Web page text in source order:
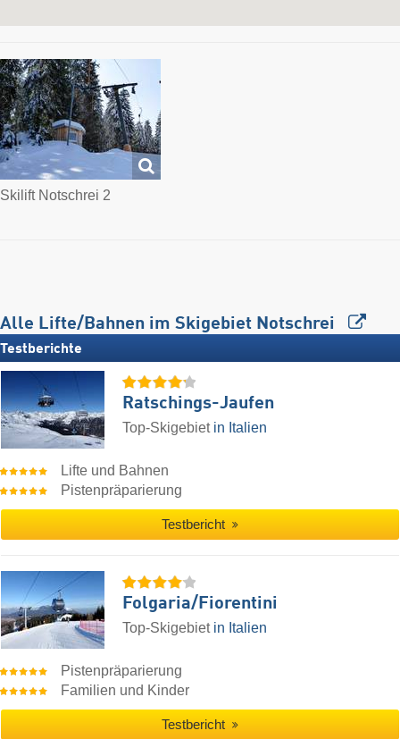
Skilift Notschrei 2
Alle Lifte/Bahnen im Skigebiet Notschrei
Testberichte
Ratschings-Jaufen
Top-Skigebiet in Italien
Lifte und Bahnen
Pistenpräparierung
Testbericht
Folgaria/​Fiorentini
Top-Skigebiet in Italien
Pistenpräparierung
Familien und Kinder
Testbericht